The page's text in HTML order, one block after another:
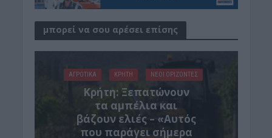
μπορεί να σου αρέσει επίσης
ΑΓΡΟΤΙΚΑ ΚΡΗΤΗ ΝΕΟΙ ΟΡΙΖΟΝΤΕΣ
Κρήτη: Ξεπατώνουν
τα αμπέλια και
βάζουν ελιές – «Αυτός
που παράγει σήμερα